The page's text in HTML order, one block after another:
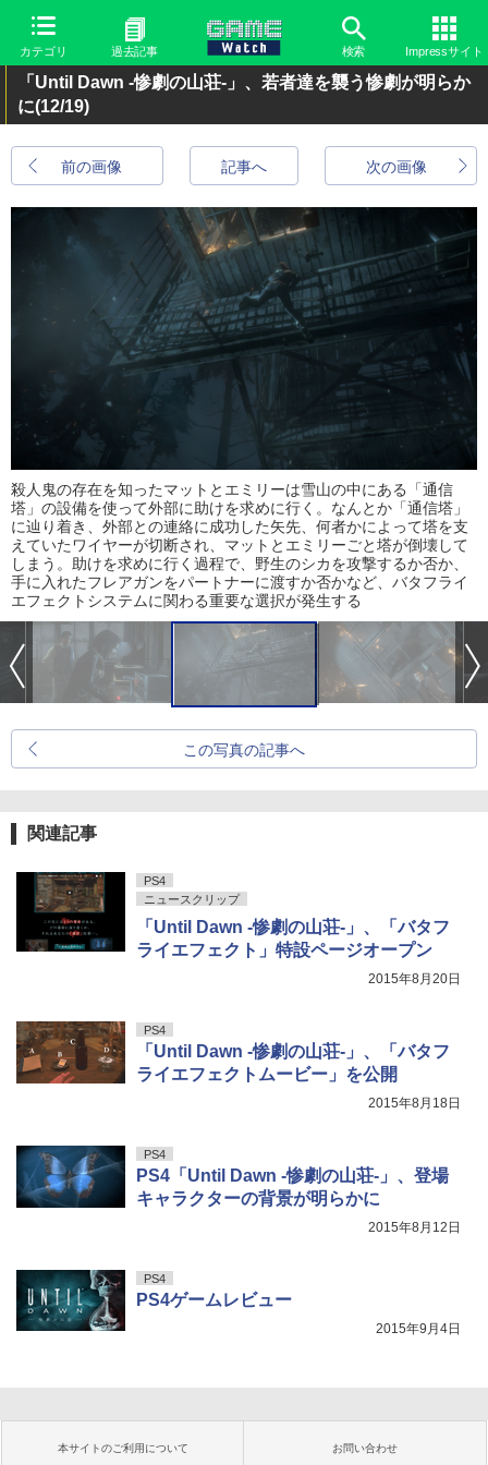
カテゴリ 過去記事 検索 Impressサイト
「Until Dawn -惨劇の山荘-」、若者達を襲う惨劇が明らか
に(12/19)
前の画像 次の画像
記事へ
殺人鬼の存在を知ったマットとエミリーは雪山の中にある「通信
塔」の設備を使って外部に助けを求めに行く。なんとか「通信塔」
に辿り着き、外部との連絡に成功した矢先、何者かによって塔を支
えていたワイヤーが切断され、マットとエミリーごと塔が倒壊して
しまう。助けを求めに行く過程で、野生のシカを攻撃するか否か、
手に入れたフレアガンをパートナーに渡すか否かなど、バタフライ
エフェクトシステムに関わる重要な選択が発生する
この写真の記事へ
関連記事
PS4
ニュースクリップ
「Until Dawn -惨劇の山荘-」、「バタフ
ライエフェクト」特設ページオープン
2015年8月20日
PS4
「Until Dawn -惨劇の山荘-」、「バタフ
ライエフェクトムービー」を公開
2015年8月18日
PS4
PS4「Until Dawn -惨劇の山荘-」、登場
キャラクターの背景が明らかに
2015年8月12日
PS4
PS4ゲームレビュー
2015年9月4日
本サイトのご利用について お問い合わせ